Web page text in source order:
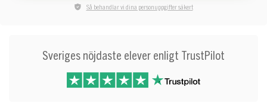
Så behandlar vi dina personuppgifter säkert
Sveriges nöjdaste elever enligt TrustPilot